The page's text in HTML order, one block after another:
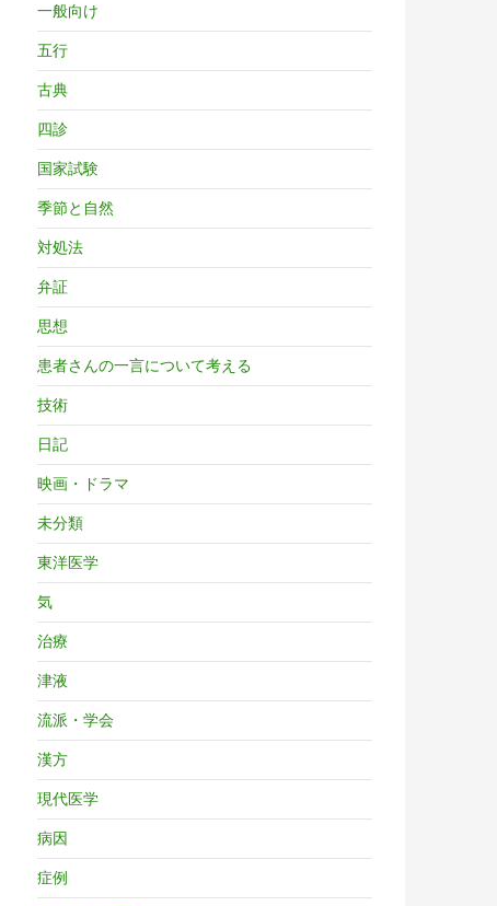
一般向け
五行
古典
四診
国家試験
季節と自然
対処法
弁証
思想
患者さんの一言について考える
技術
日記
映画・ドラマ
未分類
東洋医学
気
治療
津液
流派・学会
漢方
現代医学
病因
症例